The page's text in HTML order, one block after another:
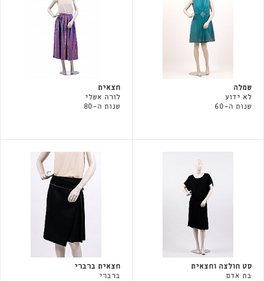
שמלה
לא ידוע
שנות ה-60
חצאית
לורה אשלי
שנות ה-80
סט חולצה וחצאית
בת אדם
חצאית ברברי
ברברי